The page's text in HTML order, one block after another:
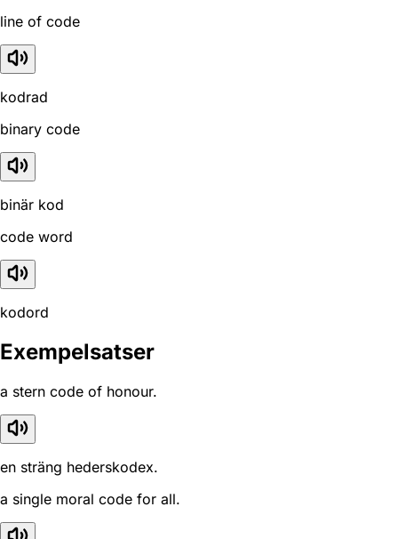
line of code
kodrad
binary code
binär kod
code word
kodord
Exempelsatser
a stern code of honour.
en sträng hederskodex.
a single moral code for all.